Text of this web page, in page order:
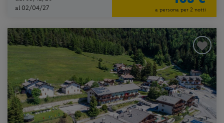
al 02/04/27
a persona per 2 notti